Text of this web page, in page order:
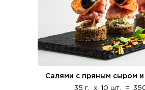
Салями с пряным сыром и
35 г. x 10 шт. =